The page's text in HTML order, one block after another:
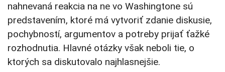
nahnevaná reakcia na ne vo Washingtone sú
predstavením, ktoré má vytvoriť zdanie diskusie,
pochybností, argumentov a potreby prijať ťažké
rozhodnutia. Hlavné otázky však neboli tie, o
ktorých sa diskutovalo najhlasnejšie.